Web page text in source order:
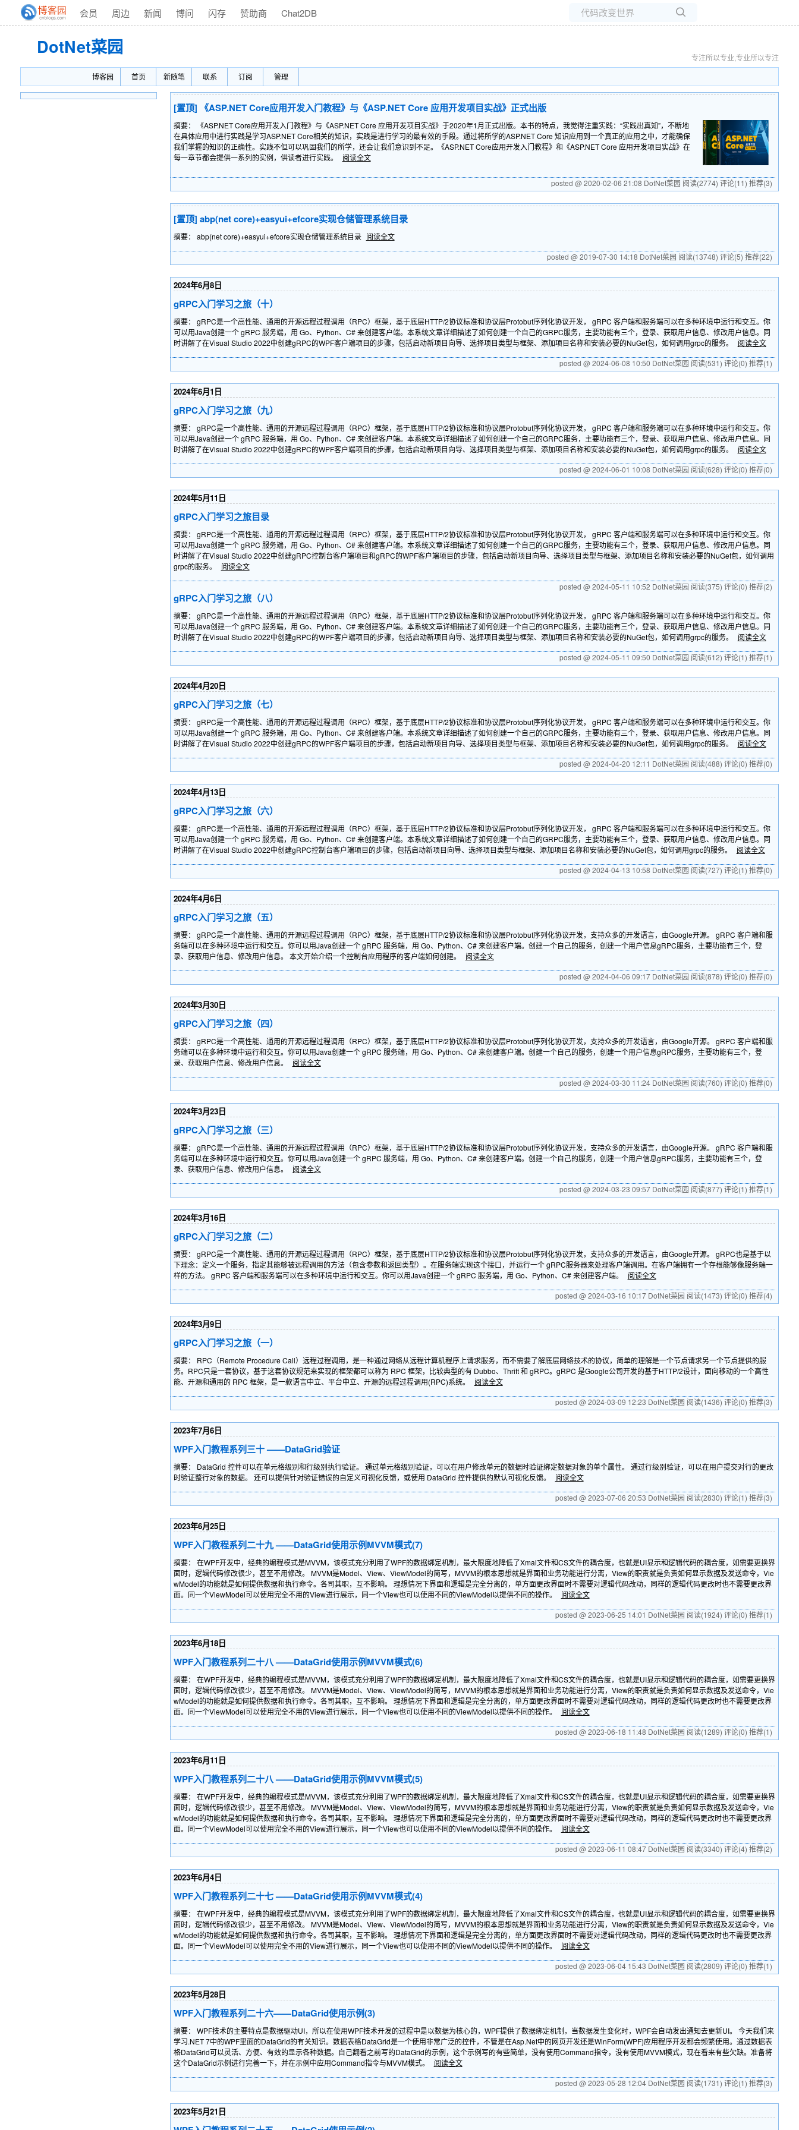
会员 周边 新闻 博问 闪存 赞助商 Chat2DB
DotNet菜园
专注所以专业,专业所以专注
博客园
首页 新随笔 联系 订阅 管理
[置顶] 《ASP.NET Core应用开发入门教程》与《ASP.NET Core 应用开发项目实战》正式出版
摘要：
《ASP.NET Core应用开发入门教程》与《ASP.NET Core 应用开发项目实战》于2020年1月正式出版。本书的特点，我觉得注重实践：“实践出真知”，不断地
在具体应用中进行实践是学习ASP.NET Core相关的知识，实践是进行学习的最有效的手段。通过将所学的ASP.NET Core 知识应用到一个真正的应用之中，才能确保
我们掌握的知识的正确性。实践不但可以巩固我们的所学，还会让我们意识到不足。《ASP.NET Core应用开发入门教程》和《ASP.NET Core 应用开发项目实战》在
每一章节都会提供一系列的实例，供读者进行实践。
阅读全文
posted @ 2020-02-06 21:08 DotNet菜园 阅读(2774) 评论(11) 推荐(3)
[置顶] abp(net core)+easyui+efcore实现仓储管理系统目录
摘要： abp(net core)+easyui+efcore实现仓储管理系统目录 阅读全文
posted @ 2019-07-30 14:18 DotNet菜园 阅读(13748) 评论(5) 推荐(22)
2024年6月8日
gRPC入门学习之旅（十）
摘要： gRPC是一个高性能、通用的开源远程过程调用（RPC）框架，基于底层HTTP/2协议标准和协议层Protobuf序列化协议开发， gRPC 客户端和服务端可以在多种环境中运行和交互。你
可以用Java创建一个 gRPC 服务端，用 Go、Python、C# 来创建客户端。本系统文章详细描述了如何创建一个自己的GRPC服务，主要功能有三个，登录、获取用户信息、修改用户信息。同
时讲解了在Visual Studio 2022中创建gRPC的WPF客户端项目的步骤，包括启动新项目向导、选择项目类型与框架、添加项目名称和安装必要的NuGet包，如何调用grpc的服务。
阅读全文
posted @ 2024-06-08 10:50 DotNet菜园 阅读(531) 评论(0) 推荐(1)
2024年6月1日
gRPC入门学习之旅（九）
摘要： gRPC是一个高性能、通用的开源远程过程调用（RPC）框架，基于底层HTTP/2协议标准和协议层Protobuf序列化协议开发， gRPC 客户端和服务端可以在多种环境中运行和交互。你
可以用Java创建一个 gRPC 服务端，用 Go、Python、C# 来创建客户端。本系统文章详细描述了如何创建一个自己的GRPC服务，主要功能有三个，登录、获取用户信息、修改用户信息。同
时讲解了在Visual Studio 2022中创建gRPC的WPF客户端项目的步骤，包括启动新项目向导、选择项目类型与框架、添加项目名称和安装必要的NuGet包，如何调用grpc的服务。
阅读全文
posted @ 2024-06-01 10:08 DotNet菜园 阅读(628) 评论(0) 推荐(0)
2024年5月11日
gRPC入门学习之旅目录
摘要： gRPC是一个高性能、通用的开源远程过程调用（RPC）框架，基于底层HTTP/2协议标准和协议层Protobuf序列化协议开发， gRPC 客户端和服务端可以在多种环境中运行和交互。你
可以用Java创建一个 gRPC 服务端，用 Go、Python、C# 来创建客户端。本系统文章详细描述了如何创建一个自己的GRPC服务，主要功能有三个，登录、获取用户信息、修改用户信息。同
时讲解了在Visual Studio 2022中创建gRPC控制台客户端项目和gRPC的WPF客户端项目的步骤，包括启动新项目向导、选择项目类型与框架、添加项目名称和安装必要的NuGet包，如何调用
grpc的服务。
阅读全文
posted @ 2024-05-11 10:52 DotNet菜园 阅读(375) 评论(0) 推荐(2)
gRPC入门学习之旅（八）
摘要： gRPC是一个高性能、通用的开源远程过程调用（RPC）框架，基于底层HTTP/2协议标准和协议层Protobuf序列化协议开发， gRPC 客户端和服务端可以在多种环境中运行和交互。你
可以用Java创建一个 gRPC 服务端，用 Go、Python、C# 来创建客户端。本系统文章详细描述了如何创建一个自己的GRPC服务，主要功能有三个，登录、获取用户信息、修改用户信息。同
时讲解了在Visual Studio 2022中创建gRPC的WPF客户端项目的步骤，包括启动新项目向导、选择项目类型与框架、添加项目名称和安装必要的NuGet包，如何调用grpc的服务。
阅读全文
posted @ 2024-05-11 09:50 DotNet菜园 阅读(612) 评论(1) 推荐(1)
2024年4月20日
gRPC入门学习之旅（七）
摘要： gRPC是一个高性能、通用的开源远程过程调用（RPC）框架，基于底层HTTP/2协议标准和协议层Protobuf序列化协议开发， gRPC 客户端和服务端可以在多种环境中运行和交互。你
可以用Java创建一个 gRPC 服务端，用 Go、Python、C# 来创建客户端。本系统文章详细描述了如何创建一个自己的GRPC服务，主要功能有三个，登录、获取用户信息、修改用户信息。同
时讲解了在Visual Studio 2022中创建gRPC的WPF客户端项目的步骤，包括启动新项目向导、选择项目类型与框架、添加项目名称和安装必要的NuGet包，如何调用grpc的服务。
阅读全文
posted @ 2024-04-20 12:11 DotNet菜园 阅读(488) 评论(0) 推荐(0)
2024年4月13日
gRPC入门学习之旅（六）
摘要： gRPC是一个高性能、通用的开源远程过程调用（RPC）框架，基于底层HTTP/2协议标准和协议层Protobuf序列化协议开发， gRPC 客户端和服务端可以在多种环境中运行和交互。你
可以用Java创建一个 gRPC 服务端，用 Go、Python、C# 来创建客户端。本系统文章详细描述了如何创建一个自己的GRPC服务，主要功能有三个，登录、获取用户信息、修改用户信息。同
时讲解了在Visual Studio 2022中创建gRPC控制台客户端项目的步骤，包括启动新项目向导、选择项目类型与框架、添加项目名称和安装必要的NuGet包，如何调用grpc的服务。
阅读全文
posted @ 2024-04-13 10:58 DotNet菜园 阅读(727) 评论(1) 推荐(0)
2024年4月6日
gRPC入门学习之旅（五）
摘要： gRPC是一个高性能、通用的开源远程过程调用（RPC）框架，基于底层HTTP/2协议标准和协议层Protobuf序列化协议开发，支持众多的开发语言，由Google开源。 gRPC 客户端和服
务端可以在多种环境中运行和交互。你可以用Java创建一个 gRPC 服务端，用 Go、Python、C# 来创建客户端。创建一个自己的服务，创建一个用户信息gRPC服务，主要功能有三个，登
录、获取用户信息、修改用户信息。 本文开始介绍一个控制台应用程序的客户端如何创建。
阅读全文
posted @ 2024-04-06 09:17 DotNet菜园 阅读(878) 评论(0) 推荐(0)
2024年3月30日
gRPC入门学习之旅（四）
摘要： gRPC是一个高性能、通用的开源远程过程调用（RPC）框架，基于底层HTTP/2协议标准和协议层Protobuf序列化协议开发，支持众多的开发语言，由Google开源。 gRPC 客户端和服
务端可以在多种环境中运行和交互。你可以用Java创建一个 gRPC 服务端，用 Go、Python、C# 来创建客户端。创建一个自己的服务，创建一个用户信息gRPC服务，主要功能有三个，登
录、获取用户信息、修改用户信息。
阅读全文
posted @ 2024-03-30 11:24 DotNet菜园 阅读(760) 评论(0) 推荐(0)
2024年3月23日
gRPC入门学习之旅（三）
摘要： gRPC是一个高性能、通用的开源远程过程调用（RPC）框架，基于底层HTTP/2协议标准和协议层Protobuf序列化协议开发，支持众多的开发语言，由Google开源。 gRPC 客户端和服
务端可以在多种环境中运行和交互。你可以用Java创建一个 gRPC 服务端，用 Go、Python、C# 来创建客户端。创建一个自己的服务，创建一个用户信息gRPC服务，主要功能有三个，登
录、获取用户信息、修改用户信息。
阅读全文
posted @ 2024-03-23 09:57 DotNet菜园 阅读(877) 评论(1) 推荐(1)
2024年3月16日
gRPC入门学习之旅（二）
摘要： gRPC是一个高性能、通用的开源远程过程调用（RPC）框架，基于底层HTTP/2协议标准和协议层Protobuf序列化协议开发，支持众多的开发语言，由Google开源。 gRPC也是基于以
下理念：定义一个服务，指定其能够被远程调用的方法（包含参数和返回类型）。在服务端实现这个接口，并运行一个 gRPC服务器来处理客户端调用。在客户端拥有一个存根能够像服务端一
样的方法。 gRPC 客户端和服务端可以在多种环境中运行和交互。你可以用Java创建一个 gRPC 服务端，用 Go、Python、C# 来创建客户端。
阅读全文
posted @ 2024-03-16 10:17 DotNet菜园 阅读(1473) 评论(0) 推荐(4)
2024年3月9日
gRPC入门学习之旅（一）
摘要： RPC（Remote Procedure Call）远程过程调用，是一种通过网络从远程计算机程序上请求服务，而不需要了解底层网络技术的协议，简单的理解是一个节点请求另一个节点提供的服
务。RPC只是一套协议，基于这套协议规范来实现的框架都可以称为 RPC 框架，比较典型的有 Dubbo、Thrift 和 gRPC。gRPC 是Google公司开发的基于HTTP/2设计，面向移动的一个高性
能、开源和通用的 RPC 框架，是一款语言中立、平台中立、开源的远程过程调用(RPC)系统。
阅读全文
posted @ 2024-03-09 12:23 DotNet菜园 阅读(1436) 评论(0) 推荐(3)
2023年7月6日
WPF入门教程系列三十 ——DataGrid验证
摘要： DataGrid 控件可以在单元格级别和行级别执行验证。 通过单元格级别验证，可以在用户修改单元的数据时验证绑定数据对象的单个属性。 通过行级别验证，可以在用户提交对行的更改
时验证整行对象的数据。 还可以提供针对验证错误的自定义可视化反馈，或使用 DataGrid 控件提供的默认可视化反馈。
阅读全文
posted @ 2023-07-06 20:53 DotNet菜园 阅读(2830) 评论(1) 推荐(3)
2023年6月25日
WPF入门教程系列二十九 ——DataGrid使用示例MVVM模式(7)
摘要： 在WPF开发中，经典的编程模式是MVVM，该模式充分利用了WPF的数据绑定机制，最大限度地降低了Xmal文件和CS文件的耦合度，也就是UI显示和逻辑代码的耦合度，如需要更换界
面时，逻辑代码修改很少，甚至不用修改。 MVVM是Model、View、ViewModel的简写，MVVM的根本思想就是界面和业务功能进行分离，View的职责就是负责如何显示数据及发送命令，Vie
wModel的功能就是如何提供数据和执行命令。各司其职，互不影响。 理想情况下界面和逻辑是完全分离的，单方面更改界面时不需要对逻辑代码改动，同样的逻辑代码更改时也不需要更改界
面。同一个ViewModel可以使用完全不用的View进行展示，同一个View也可以使用不同的ViewModel以提供不同的操作。
阅读全文
posted @ 2023-06-25 14:01 DotNet菜园 阅读(1924) 评论(0) 推荐(1)
2023年6月18日
WPF入门教程系列二十八 ——DataGrid使用示例MVVM模式(6)
摘要： 在WPF开发中，经典的编程模式是MVVM，该模式充分利用了WPF的数据绑定机制，最大限度地降低了Xmal文件和CS文件的耦合度，也就是UI显示和逻辑代码的耦合度，如需要更换界
面时，逻辑代码修改很少，甚至不用修改。 MVVM是Model、View、ViewModel的简写，MVVM的根本思想就是界面和业务功能进行分离，View的职责就是负责如何显示数据及发送命令，Vie
wModel的功能就是如何提供数据和执行命令。各司其职，互不影响。 理想情况下界面和逻辑是完全分离的，单方面更改界面时不需要对逻辑代码改动，同样的逻辑代码更改时也不需要更改界
面。同一个ViewModel可以使用完全不用的View进行展示，同一个View也可以使用不同的ViewModel以提供不同的操作。
阅读全文
posted @ 2023-06-18 11:48 DotNet菜园 阅读(1289) 评论(0) 推荐(1)
2023年6月11日
WPF入门教程系列二十八 ——DataGrid使用示例MVVM模式(5)
摘要： 在WPF开发中，经典的编程模式是MVVM，该模式充分利用了WPF的数据绑定机制，最大限度地降低了Xmal文件和CS文件的耦合度，也就是UI显示和逻辑代码的耦合度，如需要更换界
面时，逻辑代码修改很少，甚至不用修改。 MVVM是Model、View、ViewModel的简写，MVVM的根本思想就是界面和业务功能进行分离，View的职责就是负责如何显示数据及发送命令，Vie
wModel的功能就是如何提供数据和执行命令。各司其职，互不影响。 理想情况下界面和逻辑是完全分离的，单方面更改界面时不需要对逻辑代码改动，同样的逻辑代码更改时也不需要更改界
面。同一个ViewModel可以使用完全不用的View进行展示，同一个View也可以使用不同的ViewModel以提供不同的操作。
阅读全文
posted @ 2023-06-11 08:47 DotNet菜园 阅读(3340) 评论(4) 推荐(2)
2023年6月4日
WPF入门教程系列二十七 ——DataGrid使用示例MVVM模式(4)
摘要： 在WPF开发中，经典的编程模式是MVVM，该模式充分利用了WPF的数据绑定机制，最大限度地降低了Xmal文件和CS文件的耦合度，也就是UI显示和逻辑代码的耦合度，如需要更换界
面时，逻辑代码修改很少，甚至不用修改。 MVVM是Model、View、ViewModel的简写，MVVM的根本思想就是界面和业务功能进行分离，View的职责就是负责如何显示数据及发送命令，Vie
wModel的功能就是如何提供数据和执行命令。各司其职，互不影响。 理想情况下界面和逻辑是完全分离的，单方面更改界面时不需要对逻辑代码改动，同样的逻辑代码更改时也不需要更改界
面。同一个ViewModel可以使用完全不用的View进行展示，同一个View也可以使用不同的ViewModel以提供不同的操作。
阅读全文
posted @ 2023-06-04 15:43 DotNet菜园 阅读(2809) 评论(0) 推荐(1)
2023年5月28日
WPF入门教程系列二十六——DataGrid使用示例(3)
摘要： WPF技术的主要特点是数据驱动UI，所以在使用WPF技术开发的过程中是以数据为核心的，WPF提供了数据绑定机制，当数据发生变化时，WPF会自动发出通知去更新UI。 今天我们来
学习.NET 7中的WPF里面的DataGrid的有关知识。数据表格DataGrid是一个使用非常广泛的控件，不管是在Asp.Net中的网页开发还是WinForm(WPF)应用程序开发都会频繁使用。通过数据表
格DataGrid可以灵活、方便、有效的显示各种数据。自己翻看之前写的DataGrid的示例，这个示例写的有些简单，没有使用Command指令，没有使用MVVM模式，现在看来有些欠缺。准备将
这个DataGrid示例进行完善一下，并在示例中应用Command指令与MVVM模式。
阅读全文
posted @ 2023-05-28 12:04 DotNet菜园 阅读(1731) 评论(1) 推荐(3)
2023年5月21日